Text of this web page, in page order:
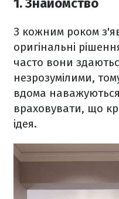
1. Знайомство
З кожним роком
оригінальні
часто вони
незрозумілими,
вдома
враховувати, що
ідея.